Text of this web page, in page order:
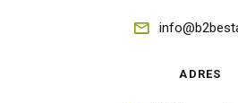
ADRES